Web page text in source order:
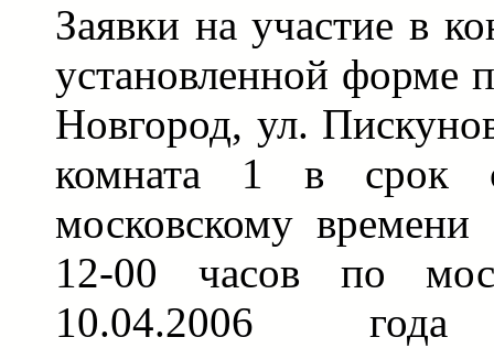
Заявки на участие в
установленной форме
Новгород, ул.
комната 1 в срок
московскому
12-00 часов по
10.04.2006